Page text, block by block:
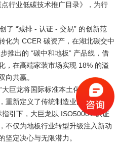
行业低碳技术推广目录》，为行
“减排 - 认证 - 交易” 的创新范
化为 CCER 碳资产，在湖北碳交中
推出的 “碳中和地板” 产品线，借
，在高端家装市场实现 18% 的溢
向共赢。
巨龙将国际标准本土化、管理体
重新定义了传统制造业的可持续发
指引下，大巨龙以 ISO50001 认证
不仅为地板行业转型升级注入新动
坚定决心与无限潜力。